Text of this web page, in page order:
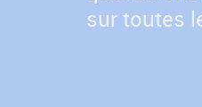
sur toutes